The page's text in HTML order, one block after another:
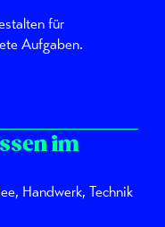
für
Aufgaben.
im
Handwerk, Technik